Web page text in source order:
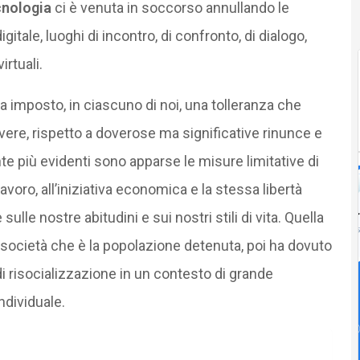
ci è venuta in soccorso annullando le
luoghi di incontro, di confronto, di dialogo,
imposto, in ciascuno di noi, una tolleranza che
rispetto a doverose ma significative rinunce e
più evidenti sono apparse le misure limitative di
all’iniziativa economica e la stessa libertà
nostre abitudini e sui nostri stili di vita. Quella
che è la popolazione detenuta, poi ha dovuto
risocializzazione in un contesto di grande